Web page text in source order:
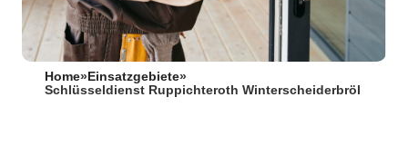
Home» Einsatzgebiete»
Schlüsseldienst Ruppichteroth Winterscheiderbröl